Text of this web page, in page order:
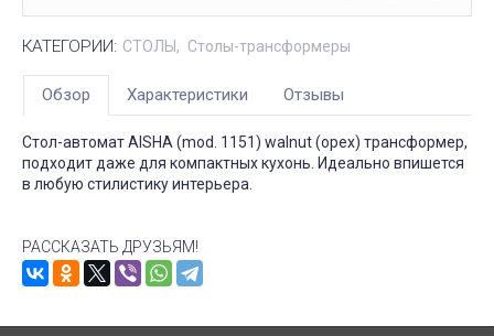
КАТЕГОРИИ: СТОЛЫ Столы-трансформеры
Обзор Характеристики Отзывы
Стол-автомат AISHA (mod. 1151) walnut (орех) трансформер,
подходит даже для компактных кухонь. Идеально впишется
в любую стилистику интерьера.
РАССКАЗАТЬ ДРУЗЬЯМ!